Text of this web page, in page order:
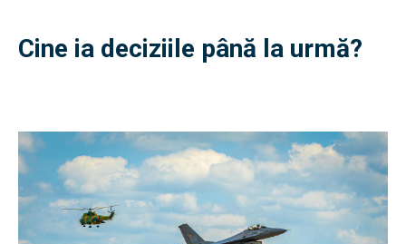
Cine ia deciziile până la urmă?